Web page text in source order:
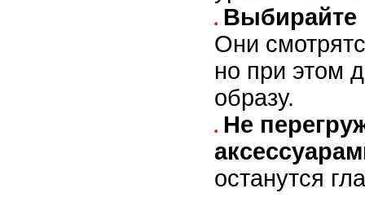
Выбирайте
Они
но при этом
образу.
Не
останутся